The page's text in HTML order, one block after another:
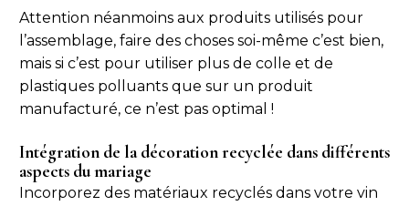
Attention néanmoins aux produits utilisés pour
l’assemblage, faire des choses soi-même c’est bien,
mais si c’est pour utiliser plus de colle et de
plastiques polluants que sur un produit
manufacturé, ce n’est pas optimal !
Intégration de la décoration recyclée dans différents
aspects du mariage
Incorporez des matériaux recyclés dans votre vin